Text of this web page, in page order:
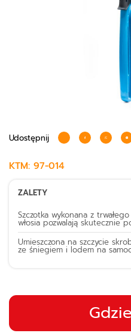
Udostępnij
KTM: 97-014
ZALETY
Szczotka wykonana z
włosia pozwalają skutecznie
Umieszczona na szczycie
ze śniegiem i lodem na